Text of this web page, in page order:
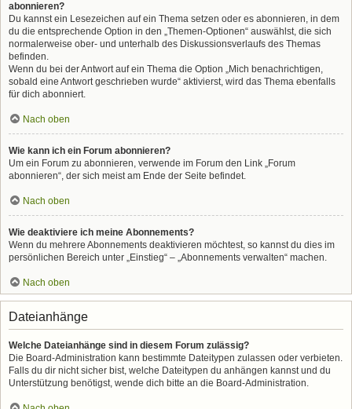
abonnieren?
Du kannst ein Lesezeichen auf ein Thema setzen oder es abonnieren, in dem
du die entsprechende Option in den „Themen-Optionen“ auswählst, die sich
normalerweise ober- und unterhalb des Diskussionsverlaufs des Themas
befinden.
Wenn du bei der Antwort auf ein Thema die Option „Mich benachrichtigen,
sobald eine Antwort geschrieben wurde“ aktivierst, wird das Thema ebenfalls
für dich abonniert.
Nach oben
Wie kann ich ein Forum abonnieren?
Um ein Forum zu abonnieren, verwende im Forum den Link „Forum
abonnieren“, der sich meist am Ende der Seite befindet.
Nach oben
Wie deaktiviere ich meine Abonnements?
Wenn du mehrere Abonnements deaktivieren möchtest, so kannst du dies im
persönlichen Bereich unter „Einstieg“ – „Abonnements verwalten“ machen.
Nach oben
Dateianhänge
Welche Dateianhänge sind in diesem Forum zulässig?
Die Board-Administration kann bestimmte Dateitypen zulassen oder verbieten.
Falls du dir nicht sicher bist, welche Dateitypen du anhängen kannst und du
Unterstützung benötigst, wende dich bitte an die Board-Administration.